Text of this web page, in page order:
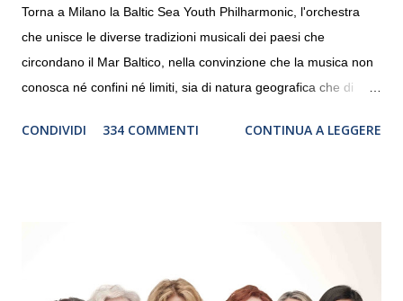
Torna a Milano la Baltic Sea Youth Philharmonic, l'orchestra
che unisce le diverse tradizioni musicali dei paesi che
circondano il Mar Baltico, nella convinzione che la musica non
conosca né confini né limiti, sia di natura geografica che di
debutterà il 10 settembre a Heiden, in Germania, e toccherà, in
“Settembre dell’Accademia” dove si esibirà per il secondo anno
CONDIVIDI 334 COMMENTI CONTINUA A LEGGERE